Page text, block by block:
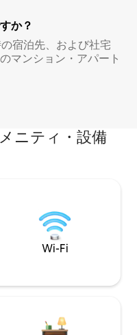
か？
宿泊先、および社宅
マンション・アパート
ニティ・設備
Wi-Fi